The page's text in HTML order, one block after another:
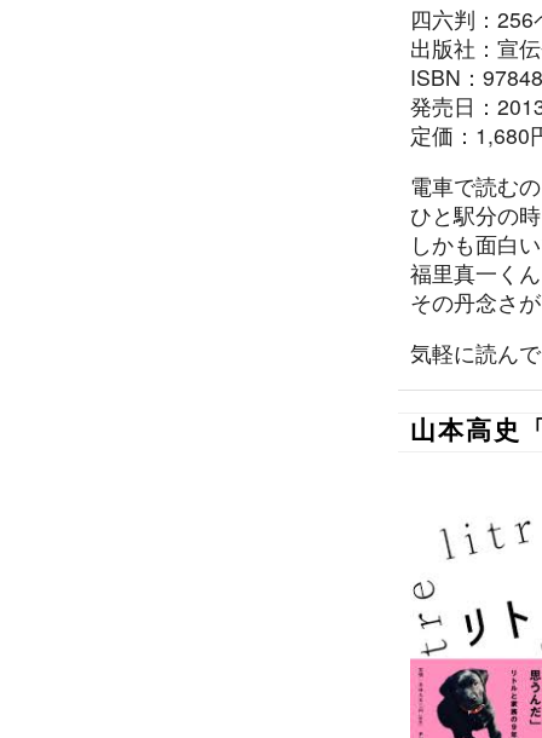
四六判：256
出版社：宣
ISBN：
発売日：
定価：1,680
電車で読む
ひと駅分の
しかも面白
福里真一く
その丹念さ
気軽に読ん
山本高史